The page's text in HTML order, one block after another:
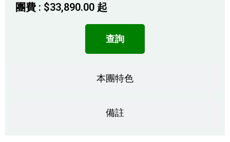
團費 : $33,890.00 起
查詢
本團特色
備註